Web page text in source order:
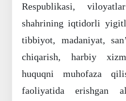
Respublikasi,
shahrining iqtidorli
tibbiyot, madaniyat,
chiqarish, harbiy
huquqni muhofaza
faoliyatida erishgan